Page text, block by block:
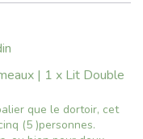
| 1 x Lit Double
que le dortoir, cet
(5 )personnes.